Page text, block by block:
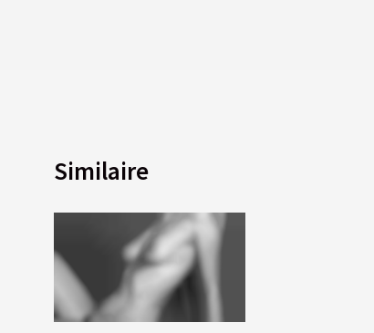
Similaire